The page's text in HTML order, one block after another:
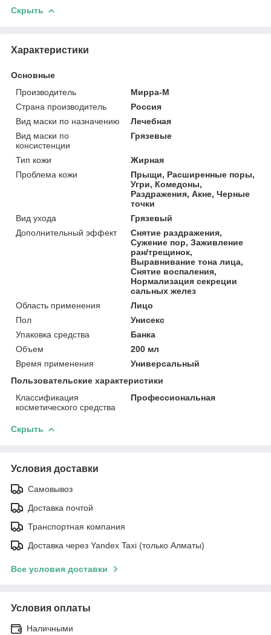
Скрыть
Характеристики
Основные
Производитель
Мирра-М
Страна производитель
Россия
Вид маски по назначению
Лечебная
Вид маски по
консистенции
Грязевые
Тип кожи
Жирная
Проблема кожи
Прыщи, Расширенные поры,
Угри, Комедоны,
Раздражения, Акне, Черные
точки
Вид ухода
Грязевый
Дополнительный эффект
Снятие раздражения,
Сужение пор, Заживление
ран/трещинок,
Выравнивание тона лица,
Снятие воспаления,
Нормализация секреции
сальных желез
Область применения
Лицо
Пол
Унисекс
Упаковка средства
Банка
Объем
200 мл
Время применения
Универсальный
Пользовательские характеристики
Классификация
косметического средства
Профессиональная
Скрыть
Условия доставки
Самовывоз
Доставка почтой
Транспортная компания
Доставка через Yandex Taxi (только Алматы)
Все условия доставки
Условия оплаты
Наличными